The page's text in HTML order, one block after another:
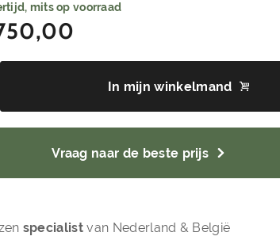
mits op voorraad
In mijn winkelmand
Vraag naar de beste prijs
specialist van Nederland & België